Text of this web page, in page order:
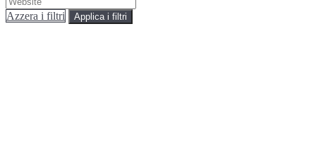
Azzera i filtri Applica i filtri